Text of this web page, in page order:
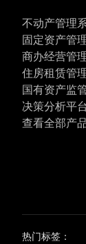
不动产管理
固定资产管
商办经营管
住房租赁管
国有资产监
决策分析平台
查看全部产
热门标签：